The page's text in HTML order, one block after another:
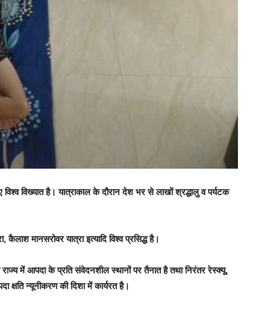
विख्यात है। यात्राकाल के दौरान देश भर से लाखों श्रद्धालु व पर्यटक
कैलाश मानसरोवर यात्रा इत्यादि विश्व प्रसिद्ध है।
में आपदा के प्रति संवेदनशील स्थानों पर तैनात है तथा निरंतर रेस्क्यू,
न्यूनीकरण की दिशा में कार्यरत है।